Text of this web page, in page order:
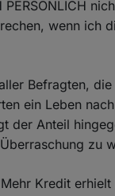
PERSÖNLICH
wenn ich
Befragten,
ein Leben
der Anteil
zu
Kredit